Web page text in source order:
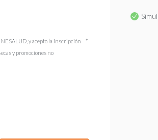
y acepto la inscripción
y promociones no